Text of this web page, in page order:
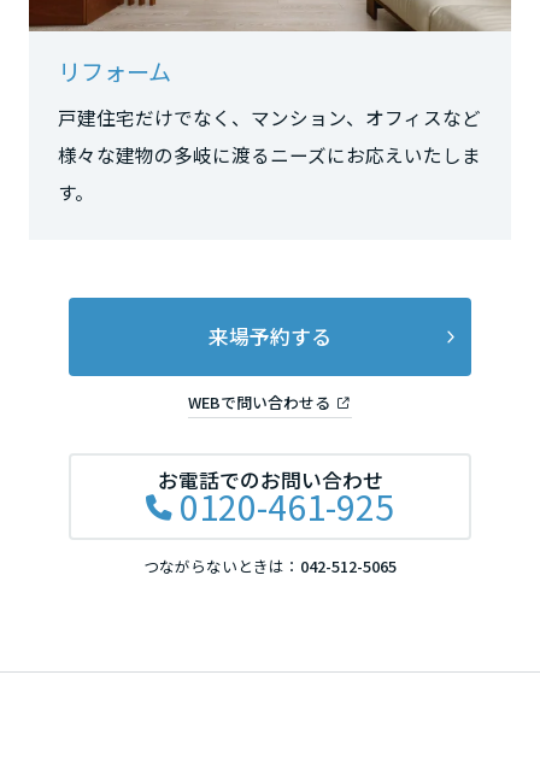
リフォーム
戸建住宅だけでなく、マンション、オフィスなど
様々な建物の多岐に渡るニーズにお応えいたしま
す。
来場予約する
WEBで問い合わせる
お電話でのお問い合わせ
0120-461-925
つながらないときは： 042-512-5065
愛知県
三重県
滋賀県
奈良県